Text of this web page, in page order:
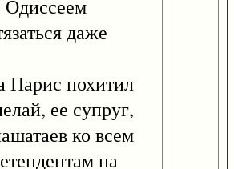
Одиссеем
даже
похитил
ее супруг,
ко всем
на